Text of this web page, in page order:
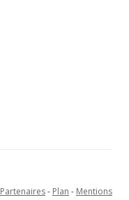
Partenaires- Plan - Mentions